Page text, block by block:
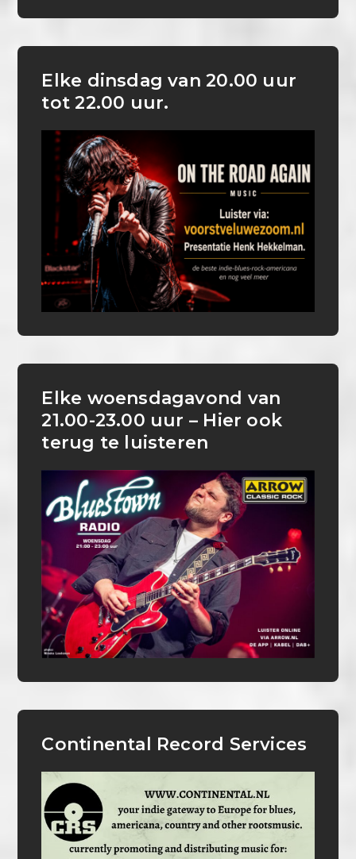
Elke dinsdag van 20.00 uur
tot 22.00 uur.
Elke woensdagavond van
21.00-23.00 uur – Hier ook
terug te luisteren
Continental Record Services